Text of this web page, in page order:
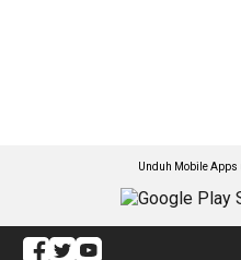
Unduh Mobile Apps